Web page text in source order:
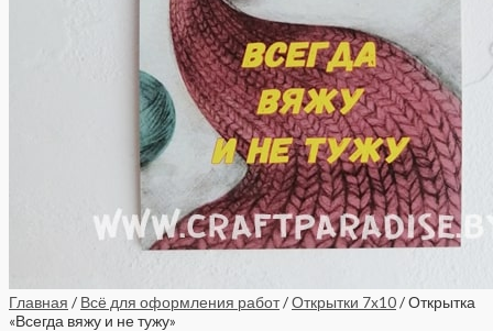
Главная / Всё для оформления работ/Открытки 7x10/ Открытка
«Всегда вяжу и не тужу»